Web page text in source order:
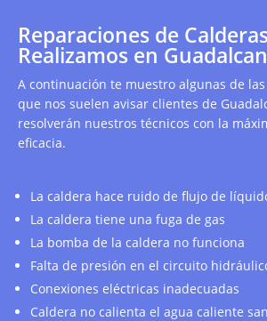
Reparaciones de
Realizamos en
A continuación te muestro algunas de
que nos suelen avisar clientes de
resolverán nuestros técnicos con la
eficacia.
La caldera hace ruido de flujo de
La caldera tiene una fuga de gas
La bomba de la caldera no funciona
Falta de presión en el circuito
Conexiones eléctricas inadecuadas
Caldera no calienta el agua caliente